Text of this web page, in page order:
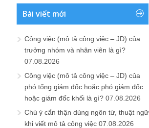
Bài viết mới
Công việc (mô tả công việc – JD) của
trưởng nhóm và nhân viên là gì?
07.08.2026
Công việc (mô tả công việc – JD) của
phó tổng giám đốc hoặc phó giám đốc
hoặc giám đốc khối là gì? 07.08.2026
Chú ý cẩn thận dùng ngôn từ, thuật ngữ
khi viết mô tả công việc 07.08.2026